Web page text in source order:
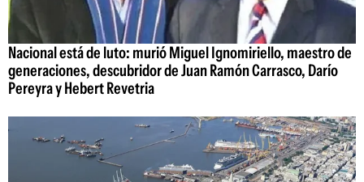
Nacional está de luto: murió Miguel Ignomiriello, maestro de
generaciones, descubridor de Juan Ramón Carrasco, Darío
Pereyra y Hebert Revetria